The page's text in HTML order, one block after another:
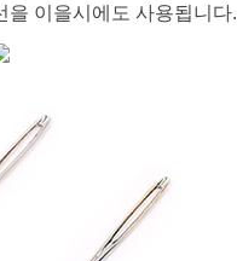
을 이을시에도 사용됩니다.